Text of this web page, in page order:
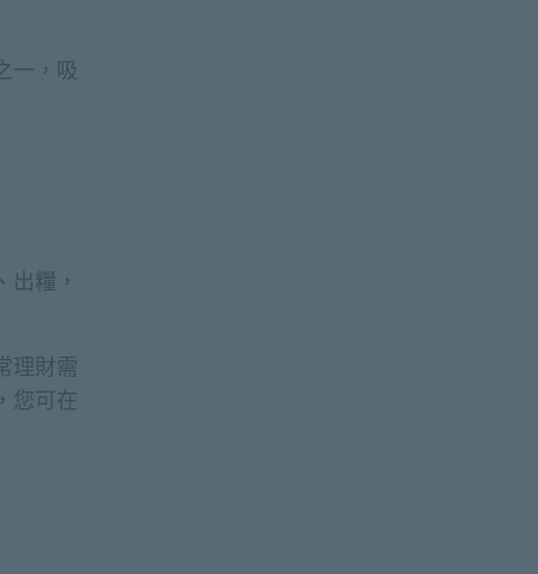
一，吸
糧，
理財需
您可在